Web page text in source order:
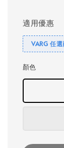
適用優惠
VARG 任
顏色